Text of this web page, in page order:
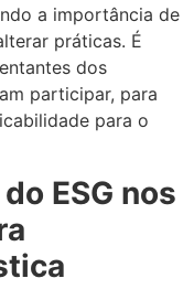
a importância de
práticas. É
dos
participar, para
para o
ESG nos